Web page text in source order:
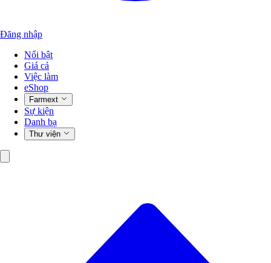
Đăng nhập
Nổi bật
Giá cả
Việc làm
eShop
Farmext
Sự kiện
Danh bạ
Thư viện